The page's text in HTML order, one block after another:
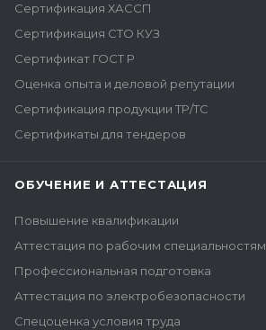
Сертификация ХАССП
Сертификация СТО КУЗ
Сертификат ГОСТ Р
Оценка опыта и деловой репутации
Сертификация продукции ТР/ТС
Сертификаты для тендеров
ОБУЧЕНИЕ И АТТЕСТАЦИЯ
Повышение квалификации
Аттестация по рабочим специальностям
Профессиональная подготовка
Аттестация по электробезопасности
Спецоценка условия труда